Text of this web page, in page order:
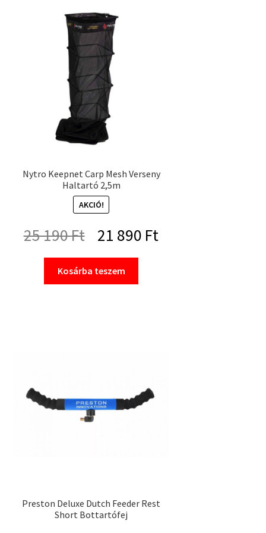
490 Ft.
Nytro Keepnet Carp Mesh Verseny
Haltartó 2,5m
AKCIÓ!
25 190Ft
Original
price
was:
21 890 FtCurrent
Kosárba teszem
Preston Deluxe Dutch Feeder Rest
Short Bottartófej